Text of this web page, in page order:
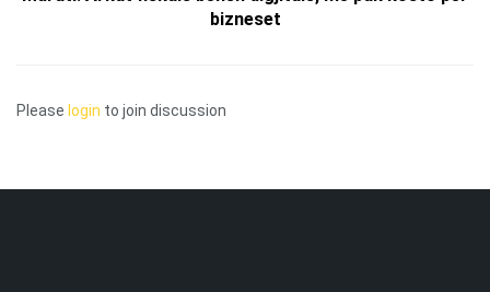
bizneset
Please login to join discussion